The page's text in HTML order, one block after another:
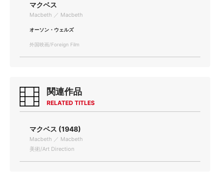
マクベス
Macbeth ／ Macbeth
オーソン・ウェルズ
外国映画/Foreign Film
関連作品
RELATED TITLES
マクベス (1948)
Macbeth ／ Macbeth
美術/Art Direction